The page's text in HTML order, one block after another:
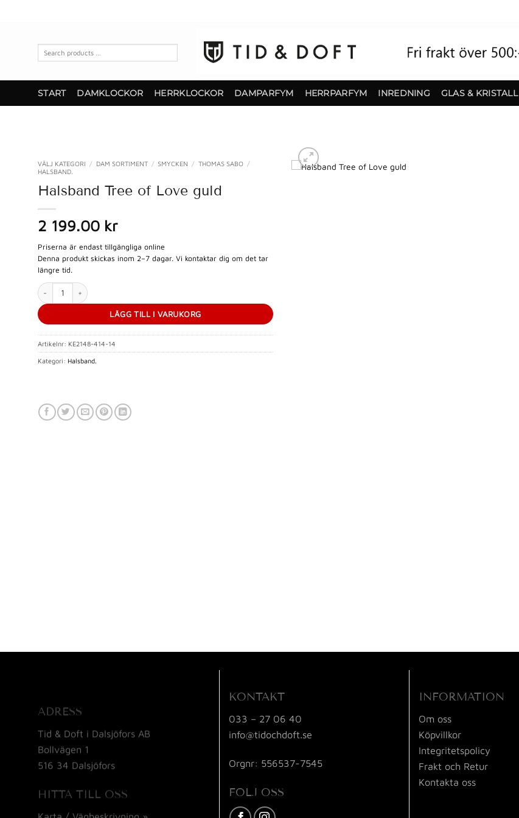
START DAMKLOCKOR HERRKLOCKOR DAMPARFYM HERRPARFYM INREDNING GLAS & KRISTALL
VÄLJ KATEGORI / DAM SORTIMENT / SMYCKEN / THOMAS SABO /
HALSBAND.
Halsband Tree of Love guld
2 199.00 kr
Priserna är endast tillgängliga online
Denna produkt skickas inom 2–7 dagar. Vi kontaktar dig om det tar
längre tid.
Halsband Tree of Love guld mängd
LÄGG TILL I VARUKORG
Artikelnr: KE2148-414-14
Kategori: Halsband.
ADRESS
Tid & Doft i Dalsjöfors AB
Bollvägen 1
516 34 Dalsjöfors
HITTA TILL OSS
KONTAKT
033 – 27 06 40
info@tidochdoft.se
Orgnr: 556537-7545
FÖLJ OSS
INFORMATION
Om oss
Köpvillkor
Integritetspolicy
Frakt och Retur
Kontakta oss